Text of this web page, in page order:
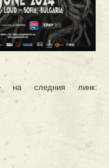
на следния линк: